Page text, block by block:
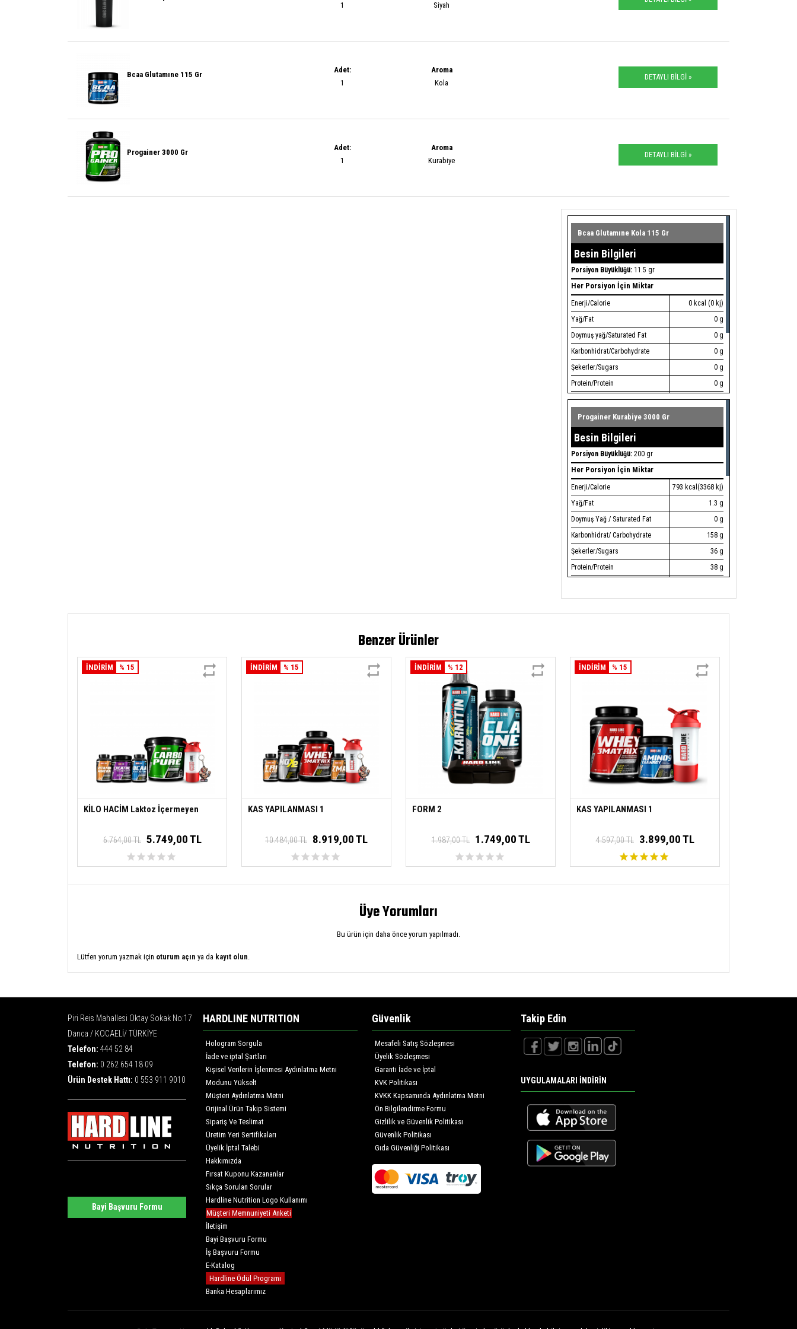
1
Siyah
Bcaa Glutamıne 115 Gr
Adet:
1
Aroma
Kola
DETAYLI BİLGİ »
Progainer 3000 Gr
Adet:
1
Aroma
Kurabiye
DETAYLI BİLGİ »
Bcaa Glutamıne Kola 115 Gr
Besin Bilgileri
Porsiyon Büyüklüğü: 11.5 gr
Her Porsiyon İçin Miktar
Enerji/Calorie
0 kcal (0 kj)
Yağ/Fat
0 g
Doymuş yağ/Saturated Fat
0 g
Karbonhidrat/Carbohydrate
0 g
Şekerler/Sugars
0 g
Protein/Protein
0 g
Tuz/Salt
0 g
Vitamin B6/Vitamin B6
BCAA GLUTAMIN karışımı/BCAA
GLUTAMİNE blend
BCAA 4:1:1/BCAA 4:1:1
5.000 mg
L-Glutamin/L-Glutamine
5.000 mg
Progainer Kurabiye 3000 Gr
Besin Bilgileri
Porsiyon Büyüklüğü: 200 gr
Her Porsiyon İçin Miktar
Enerji/Calorie
793 kcal(3368 kj)
Yağ/Fat
1.3 g
Doymuş Yağ / Saturated Fat
0 g
Karbonhidrat/ Carbohydrate
158 g
Şekerler/Sugars
36 g
Protein/Protein
38 g
Vitamin C/ Vitamin C
60 mg
Tiamin / Vitamin B1
1.4 mg
Vitamin B6/ Vitamin B6
2 mg
Kalsiyum/Calcium
Fosfor/Phosphorious
Çinko/Zinc
Kreatin monohidrat/Creatine
monohydrate
Taurin/Taurine
Benzer Ürünler
İNDİRİM % 15
KİLO HACİM Laktoz İçermeyen
6.764,00 TL 5.749,00 TL
İNDİRİM % 15
KAS YAPILANMASI 1
10.484,00 TL 8.919,00 TL
İNDİRİM % 12
FORM 2
1.987,00 TL 1.749,00 TL
İNDİRİM % 15
KAS YAPILANMASI 1
4.597,00 TL 3.899,00 TL
Üye Yorumları
Bu ürün için daha önce yorum yapılmadı.
Lütfen yorum yazmak için oturum açın ya da kayıt olun.
Piri Reis Mahallesi Oktay Sokak No:17
Darıca / KOCAELİ/ TÜRKİYE
Telefon: 444 52 84
Telefon: 0 262 654 18 09
Ürün Destek Hattı: 0 553 911 9010
Bayi Başvuru Formu
HARDLINE NUTRITION
Hologram Sorgula
İade ve iptal Şartları
Kişisel Verilerin İşlenmesi Aydınlatma Metni
Modunu Yükselt
Müşteri Aydınlatma Metni
Orijinal Ürün Takip Sistemi
Sipariş Ve Teslimat
Üretim Yeri Sertifikaları
Üyelik İptal Talebi
Hakkımızda
Fırsat Kuponu Kazananlar
Sıkça Sorulan Sorular
Hardline Nutrition Logo Kullanımı
Müşteri Memnuniyeti Anketi
İletişim
Bayi Başvuru Formu
İş Başvuru Formu
E-Katalog
Hardline Ödül Programı
Banka Hesaplarımız
Güvenlik
Mesafeli Satış Sözleşmesi
Üyelik Sözleşmesi
Garanti İade ve İptal
KVK Politikası
KVKK Kapsamında Aydınlatma Metni
Ön Bilgilendirme Formu
Gizlilik ve Güvenlik Politikası
Güvenlik Politikası
Gıda Güvenliği Politikası
Takip Edin
UYGULAMALARI İNDİRİN